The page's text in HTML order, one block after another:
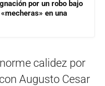
por un robo bajo
en una
calidez por
Augusto Cesar